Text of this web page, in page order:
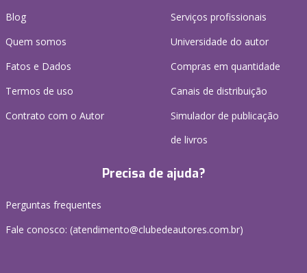
Blog
Quem somos
Fatos e Dados
Termos de uso
Contrato com o Autor
Serviços profissionais
Universidade do autor
Compras em quantidade
Canais de distribuição
Simulador de publicação
de livros
Precisa de ajuda?
Perguntas frequentes
Fale conosco: (atendimento@clubedeautores.com.br)